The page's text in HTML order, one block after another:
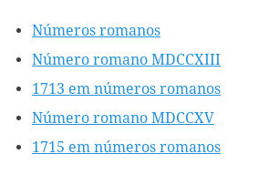
Números romanos
Número romano MDCCXIII
1713 em números romanos
Número romano MDCCXV
1715 em números romanos